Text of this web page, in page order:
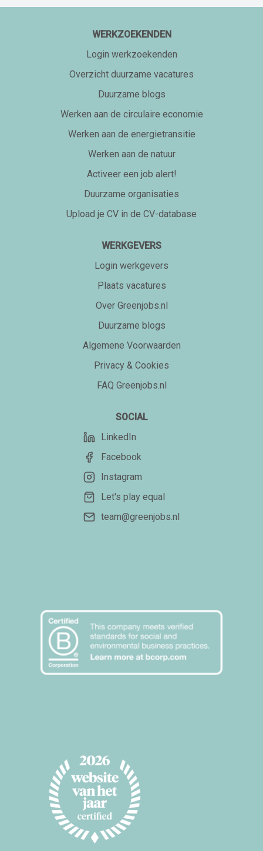
WERKZOEKENDEN
Login werkzoekenden
Overzicht duurzame vacatures
Duurzame blogs
Werken aan de circulaire economie
Werken aan de energietransitie
Werken aan de natuur
Activeer een job alert!
Duurzame organisaties
Upload je CV in de CV-database
WERKGEVERS
Login werkgevers
Plaats vacatures
Over Greenjobs.nl
Duurzame blogs
Algemene Voorwaarden
Privacy & Cookies
FAQ Greenjobs.nl
SOCIAL
LinkedIn
Facebook
Instagram
Let's play equal
team@greenjobs.nl